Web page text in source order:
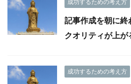
成功するための考え方
記事作成を朝に
クオリティが上が
成功するための考え方